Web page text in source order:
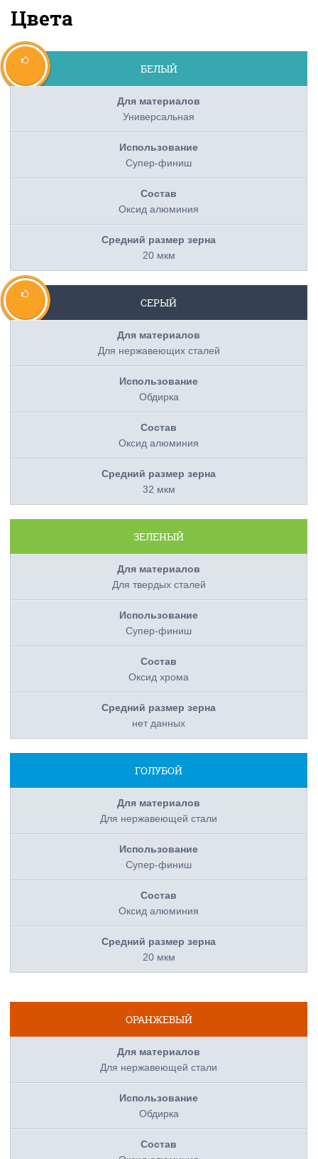
Цвета
БЕЛЫЙ
Универсальная
Супер-финиш
Оксид алюминия
20 мкм
СЕРЫЙ
Для нержавеющих сталей
Обдирка
Оксид алюминия
32 мкм
ЗЕЛЕНЫЙ
Для твердых сталей
Супер-финиш
Оксид хрома
нет данных
ГОЛУБОЙ
Для нержавеющей стали
Супер-финиш
Оксид алюминия
20 мкм
ОРАНЖЕВЫЙ
Для нержавеющей стали
Обдирка